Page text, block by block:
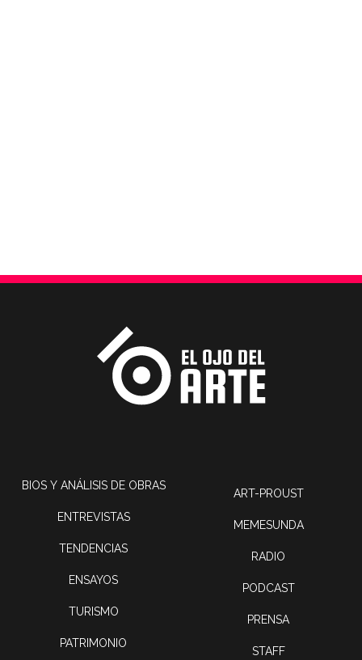
BIOS Y ANÁLISIS DE OBRAS
ENTREVISTAS
TENDENCIAS
ENSAYOS
TURISMO
PATRIMONIO
ART-PROUST
MEMESUNDA
RADIO
PODCAST
PRENSA
STAFF